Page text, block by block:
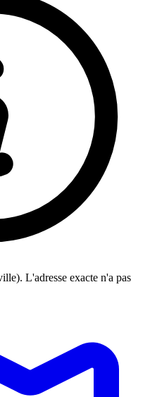
L'adresse exacte n'a pas